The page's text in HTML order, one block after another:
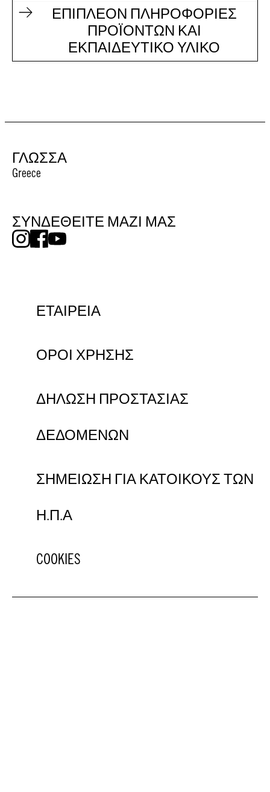
ΕΠΙΠΛΕΟΝ ΠΛΗΡΟΦΟΡΙΕΣ
ΠΡΟΪΟΝΤΩΝ ΚΑΙ
ΕΚΠΑΙΔΕΥΤΙΚΟ ΥΛΙΚΟ
ΓΛΩΣΣΑ
Greece
ΣΥΝΔΕΘΕΙΤΕ ΜΑΖΙ ΜΑΣ
ΕΤΑΙΡΕΙΑ
ΟΡΟΙ ΧΡΗΣΗΣ
ΔΗΛΩΣΗ ΠΡΟΣΤΑΣΙΑΣ
ΔΕΔΟΜΕΝΩΝ
ΣΗΜΕΙΩΣΗ ΓΙΑ ΚΑΤΟΙΚΟΥΣ ΤΩΝ
Η.Π.Α
COOKIES